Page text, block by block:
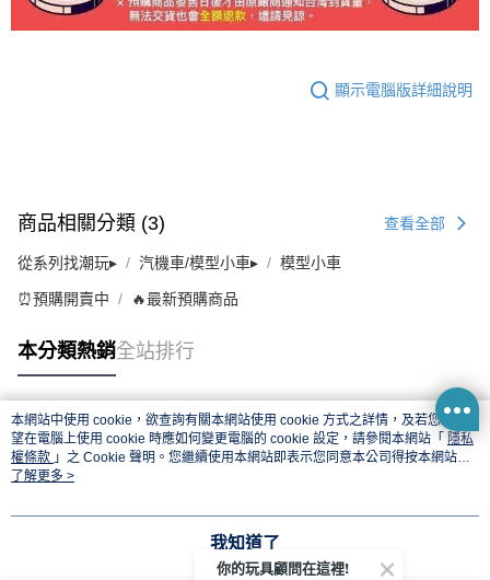
顯示電腦版詳細說明
商品相關分類 (3) 查看全部
從系列找潮玩▸ 汽機車/模型小車▸ 模型小車
⏰預購開賣中 🔥最新預購商品
本分類熱銷全站排行
熱門標籤
本網站中使用 cookie，欲查詢有關本網站使用 cookie 方式之詳情，及若您不希
望在電腦上使用 cookie 時應如何變更電腦的 cookie 設定，請參閱本網站「 隱私
權條款 」之 Cookie 聲明。您繼續使用本網站即表示您同意本公司得按本網站使
用條款之 Cookie 聲明使用 cookie。
了解更多 >
我知道了
你的玩具顧問在這裡!